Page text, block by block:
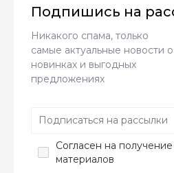
Подпишись на
Никакого спама, только
самые актуальные новости о
новинках и выгодных
предложениях
Согласен на
материалов